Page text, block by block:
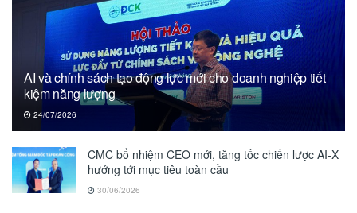
AI và chính sách tạo động lực mới cho doanh nghiệp tiết
kiệm năng lượng
24/07/2026
CMC bổ nhiệm CEO mới, tăng tốc chiến lược AI-X
hướng tới mục tiêu toàn cầu
30/06/2026